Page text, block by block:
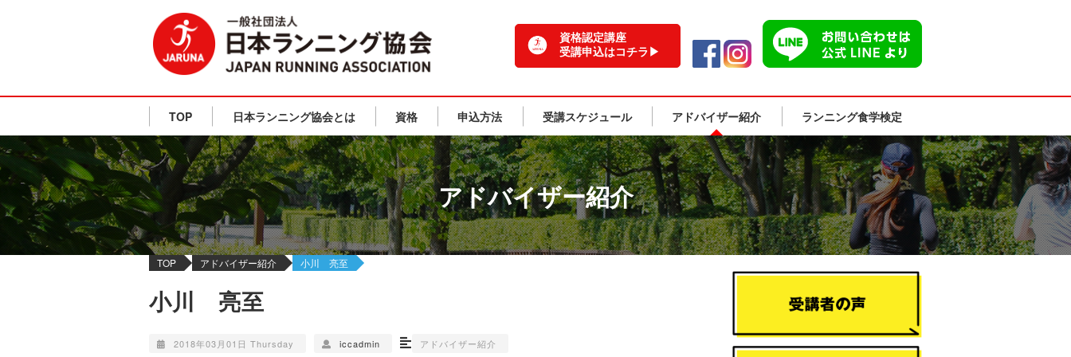
資格認定講座
受講申込はコチラ▶
TOP 日本ランニング協会とは 資格 申込方法 受講スケジュール アドバイザー紹介 ランニング食学検定
アドバイザー紹介
TOP アドバイザー紹介 小川 亮至
小川 亮至
2018年03月01日 Thursday iccadmin アドバイザー紹介